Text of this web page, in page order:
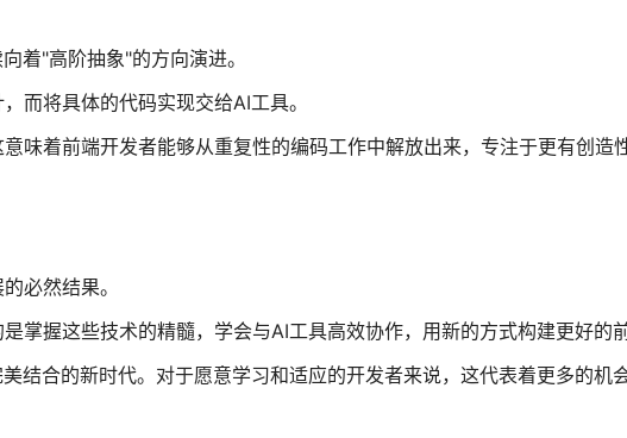
着"高阶抽象"的方向演进。
而将具体的代码实现交给AI工具。
味着前端开发者能够从重复性的编码工作中解放出来，专注于更有创造
必然结果。
掌握这些技术的精髓，学会与AI工具高效协作，用新的方式构建更好的
结合的新时代。对于愿意学习和适应的开发者来说，这代表着更多的机